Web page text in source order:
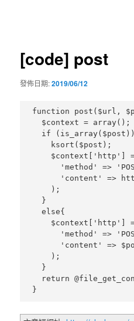
要
內
容
[code] post
發佈日期:2019/06/12
function post($url,
  $context = array();
if
    ksort($post);
$context['http']
'method' =>
'content' =>
    );
  }
  else{
$context['http']
'method' =>
'content' =>
    );
  }
return
}